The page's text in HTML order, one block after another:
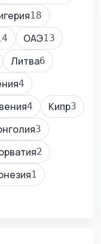
18
ОАЭ13
Литва6
4
4 Кипр3
3
2
1